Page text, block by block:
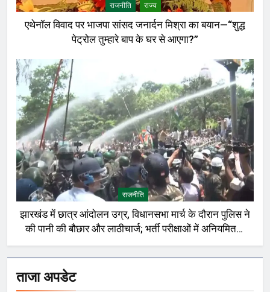
राजनीति राज्य
एथेनॉल विवाद पर भाजपा सांसद जनार्दन मिश्रा का बयान—“शुद्ध
पेट्रोल तुम्हारे बाप के घर से आएगा?”
राजनीति
झारखंड में छात्र आंदोलन उग्र, विधानसभा मार्च के दौरान पुलिस ने
की पानी की बौछार और लाठीचार्ज; भर्ती परीक्षाओं में अनियमितता
को लेकर प्रदर्शन
ताजा अपडेट